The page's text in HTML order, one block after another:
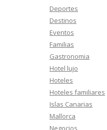
Deportes
Destinos
Eventos
Familias
Gastronomia
Hotel lujo
Hoteles
Hoteles familiares
Islas Canarias
Mallorca
Negocios